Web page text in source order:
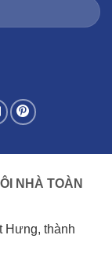
NHÀ TOÀN
Hưng, thành